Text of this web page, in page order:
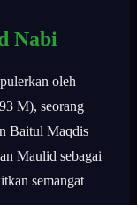
Nabi
oleh
M), seorang
Baitul Maqdis
Maulid sebagai
semangat